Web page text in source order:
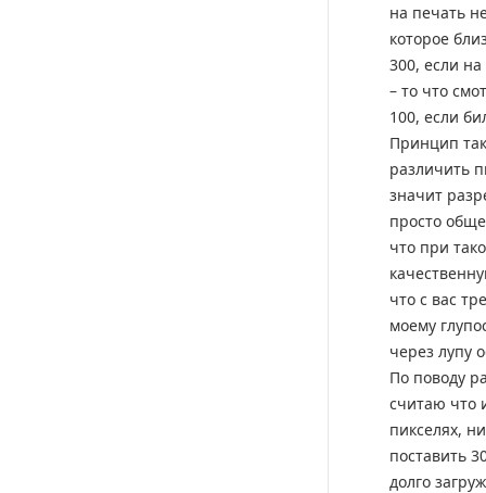
на печать
которое
300, если
– то что
100, если
Принцип
различить
значит
просто
что при
что с вас
моему
через лупу
По поводу
считаю что
пикселях,
поставить
долго